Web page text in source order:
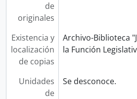
de
originales
Existencia y
localización
de copias
Archivo-Biblioteca
la Función
Unidades
de
Se desconoce.